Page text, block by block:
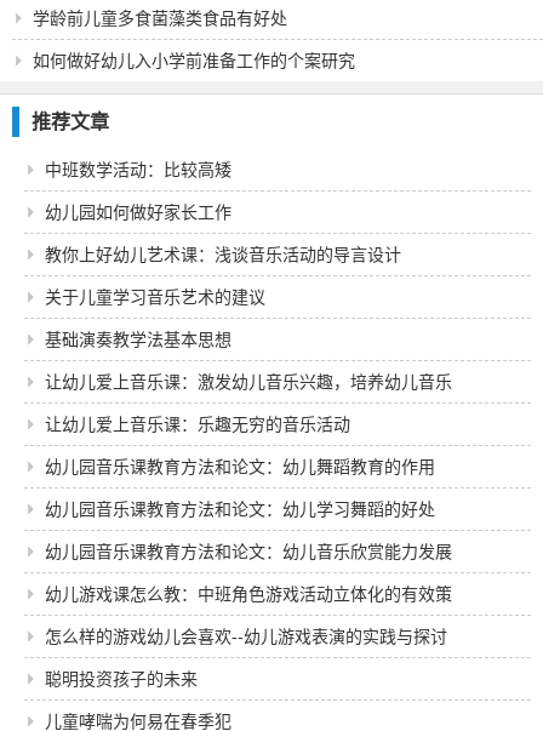
学龄前儿童多食菌藻类食品有好处
如何做好幼儿入小学前准备工作的个案研究
推荐文章
中班数学活动：比较高矮
幼儿园如何做好家长工作
教你上好幼儿艺术课：浅谈音乐活动的导言设计
关于儿童学习音乐艺术的建议
基础演奏教学法基本思想
让幼儿爱上音乐课：激发幼儿音乐兴趣，培养幼儿音乐
能力
让幼儿爱上音乐课：乐趣无穷的音乐活动
幼儿园音乐课教育方法和论文：幼儿舞蹈教育的作用
幼儿园音乐课教育方法和论文：幼儿学习舞蹈的好处
幼儿园音乐课教育方法和论文：幼儿音乐欣赏能力发展
的行动研究总结
幼儿游戏课怎么教：中班角色游戏活动立体化的有效策
略
怎么样的游戏幼儿会喜欢--幼儿游戏表演的实践与探讨
聪明投资孩子的未来
儿童哮喘为何易在春季犯